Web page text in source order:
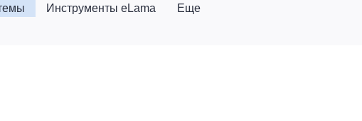
Инструменты eLama Еще